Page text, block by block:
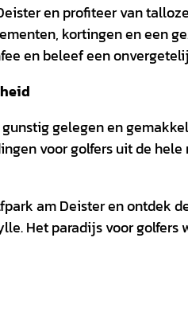
en profiteer van
kortingen en een
en beleef een
gelegen en
voor golfers uit de
am Deister en ontdek
Het paradijs voor golfers